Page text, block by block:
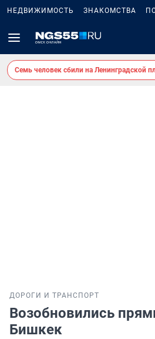
НЕДВИЖИМОСТЬ ЗНАКОМСТВА
Семь человек сбили на Ленинградской
ДОРОГИ И ТРАНСПОРТ
Возобновились
Бишкек